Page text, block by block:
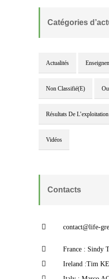
Catégories
Actualités
Non Classifié(e)
Résultats De L’exploitation
Vidéos
Contacts
contact@life-
France : Sindy
Ireland :Tim